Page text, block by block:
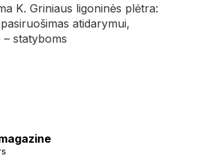
K. Griniaus ligoninės plėtra:
atidarymui,
– statyboms